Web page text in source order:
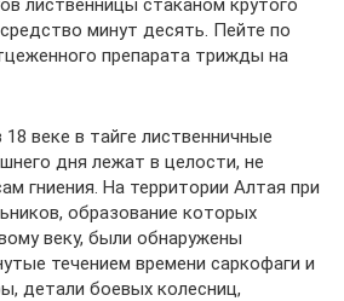
лиственницы стаканом крутого
минут десять. Пейте по
препарата трижды на
веке в тайге лиственничные
дня лежат в целости, не
гниения. На территории Алтая при
образование которых
веку, были обнаружены
течением времени саркофаги и
детали боевых колесниц,